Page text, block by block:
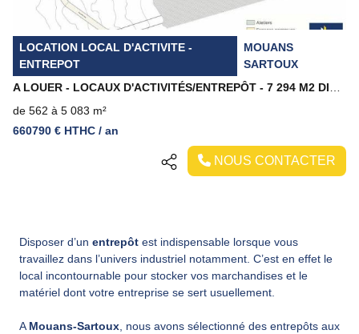
LOCATION LOCAL D'ACTIVITE -
ENTREPOT
MOUANS
SARTOUX
de 562 à 5 083 m²
660790 € HTHC / an
NOUS CONTACTER
Disposer d’un entrepôt est indispensable lorsque vous
travaillez dans l’univers industriel notamment. C’est en effet le
local incontournable pour stocker vos marchandises et le
matériel dont votre entreprise se sert usuellement.
A Mouans-Sartoux , nous avons sélectionné des entrepôts aux